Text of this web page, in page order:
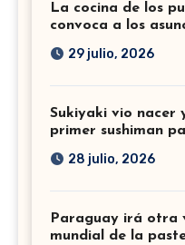
La cocina de los
convoca a los
29 julio, 2026
Sukiyaki vio nacer
primer sushiman
28 julio, 2026
Paraguay irá otra
mundial de la